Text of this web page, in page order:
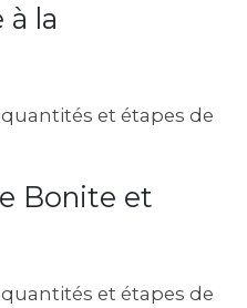
à la
et étapes de
Bonite et
et étapes de